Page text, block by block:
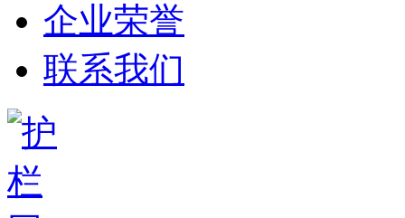
企业荣誉
联系我们